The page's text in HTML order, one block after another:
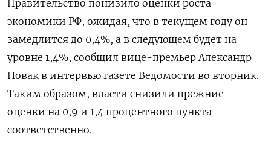
Правительство понизило оценки роста
экономики ‌РФ, ожидая, что в текущем году ‌он
замедлится до 0,4%, а в следующем будет на
уровне ​1,4%, сообщил вице-премьер Александр
Новак в ‌интервью газете Ведомости во вторник.
Таким образом, власти снизили прежние ​
оценки на 0,9 и 1,4 процентного пункта
соответственно.